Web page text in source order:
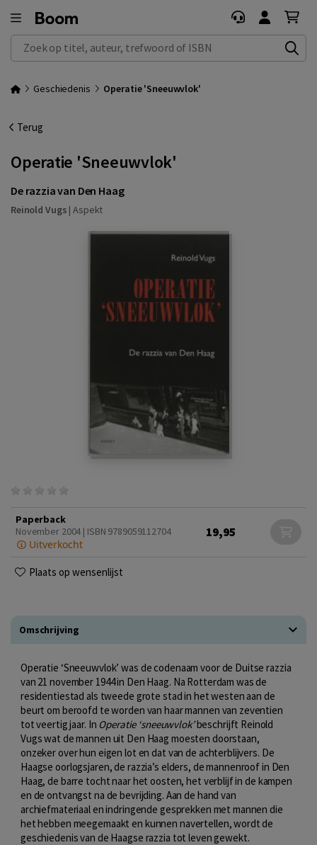
Zoek op titel, auteur, trefwoord of ISBN
Geschiedenis Operatie 'Sneeuwvlok'
Terug
Operatie 'Sneeuwvlok'
De razzia van Den Haag
Reinold Vugs |Aspekt
Paperback
November 2004 | ISBN 9789059112704
Uitverkocht
19,95
Plaats op wensenlijst
Omschrijving
Operatie ‘Sneeuwvlok’ was de codenaam voor de Duitse razzia
van 21 november 1944 in Den Haag. Na Rotterdam was de
residentiestad als tweede grote stad in het westen aan de
beurt om beroofd te worden van haar mannen van zeventien
tot veertig jaar. In Operatie ‘sneeuwvlok’beschrijft Reinold
Vugs wat de mannen uit Den Haag moesten doorstaan,
onzeker over hun eigen lot en dat van de achterblijvers. De
Haagse oorlogsjaren, de razzia’s elders, de mannenroof in Den
Haag, de barre tocht naar het oosten, het verblijf in de kampen
en de ontvangst na de bevrijding. Aan de hand van
archiefmateriaal en indringende gesprekken met mannen die
het hebben meegemaakt en kunnen navertellen, wordt de
geschiedenis van de Haagse razzia tot leven gewekt.